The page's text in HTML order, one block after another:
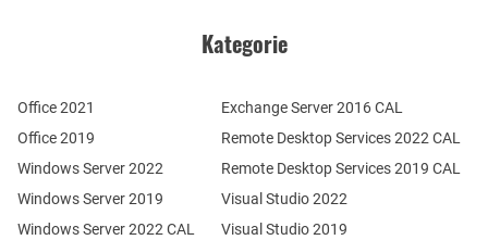
Kategorie
Office 2021
Office 2019
Windows Server 2022
Windows Server 2019
Windows Server 2022 CAL
Remote Desktop Services 2022 CAL
Remote Desktop Services 2019 CAL
Exchange Server 2016 CAL
Visual Studio 2022
Visual Studio 2019